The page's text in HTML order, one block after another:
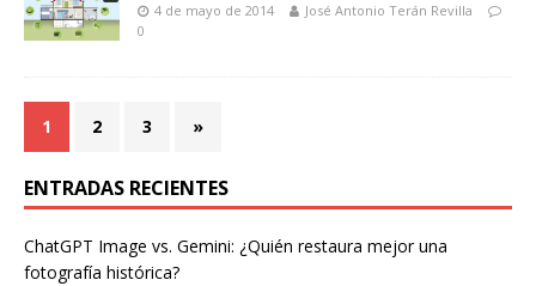
4 de mayo de 2014
José Antonio Terán Revilla
0
1 2 3 »
ENTRADAS RECIENTES
ChatGPT Image vs. Gemini: ¿Quién restaura mejor una
fotografía histórica?